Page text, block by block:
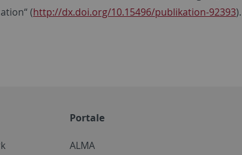
(http://dx.doi.org/10.15496/publikation-92393).
Portale
ALMA